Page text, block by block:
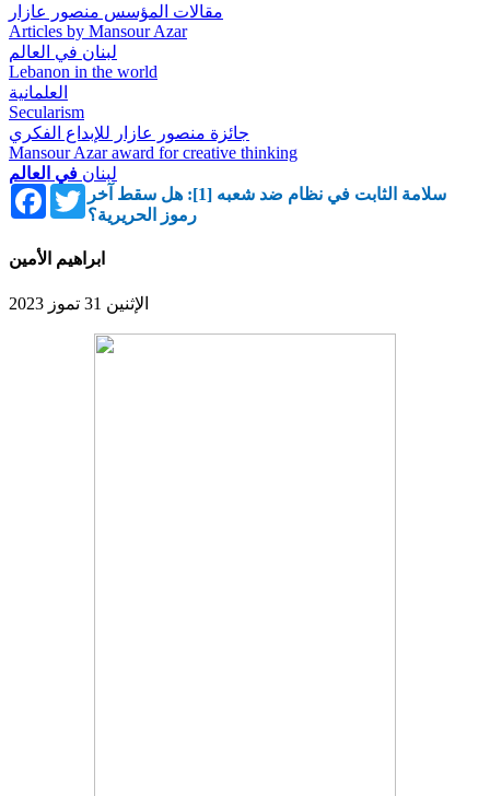
مقالات المؤسس منصور عازار
Articles by Mansour Azar
لبنان في العالم
Lebanon in the world
العلمانية
Secularism
جائزة منصور عازار للإبداع الفكري
Mansour Azar award for creative thinking
لبنان في العالم
FacebookTwitter
سلامة الثابت في نظام ضد شعبه [1]: هل سقط آخر
رموز الحريرية؟
ابراهيم الأمين
الإثنين 31 تموز 2023